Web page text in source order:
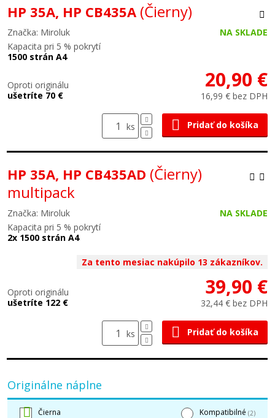
HP 35A, HP CB435A (Čierny)
Značka: Miroluk
NA SKLADE
Kapacita pri 5 % pokrytí
1500 strán A4
Oproti originálu
ušetríte 70 €
20,90 €
16,99 € bez DPH
ks Pridať do košíka
HP 35A, HP CB435AD (Čierny)
multipack
Značka: Miroluk
NA SKLADE
Kapacita pri 5 % pokrytí
2x 1500 strán A4
Za tento mesiac nakúpilo 13 zákazníkov.
Oproti originálu
ušetríte 122 €
39,90 €
32,44 € bez DPH
ks Pridať do košíka
Originálne náplne
Čierna Kompatibilné (2)